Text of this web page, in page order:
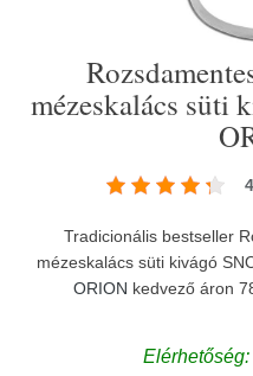
mézeskalács süti
Tradicionális bestseller
mézeskalács süti kivágó
ORION kedvező áron